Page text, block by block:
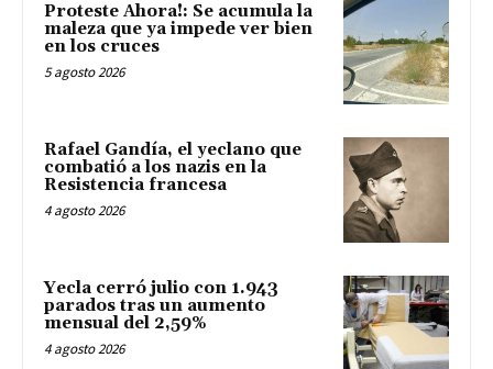
Proteste Ahora!: Se acumula la
maleza que ya impede ver bien
en los cruces
5 agosto 2026
Rafael Gandía, el yeclano que
combatió a los nazis en la
Resistencia francesa
4 agosto 2026
Yecla cerró julio con 1.943
parados tras un aumento
mensual del 2,59%
4 agosto 2026